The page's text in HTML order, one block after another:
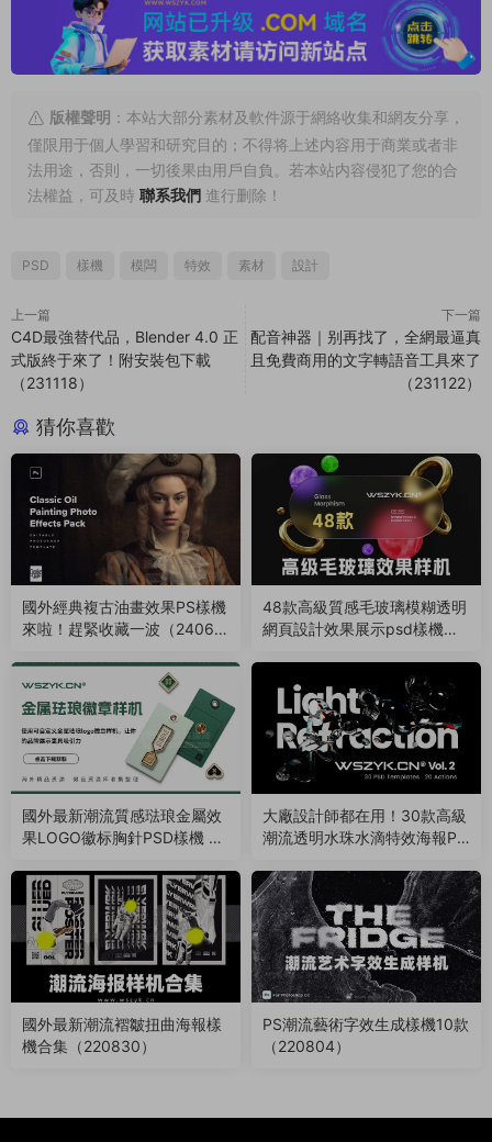
版權聲明 ：本站大部分素材及軟件源于網絡收集和網友分享，
僅限用于個人學習和研究目的；不得将上述内容用于商業或者非
法用途，否則，一切後果由用戶自負。若本站内容侵犯了您的合
法權益，可及時 聯系我們 進行删除！
PSD 樣機 模闆 特效 素材 設計
上一篇
C4D最強替代品，Blender 4.0 正
式版終于來了！附安裝包下載
（231118）
下一篇
配音神器｜别再找了，全網最逼真
且免費商用的文字轉語音工具來了
（231122）
猜你喜歡
國外經典複古油畫效果PS樣機
來啦！趕緊收藏一波（24060
48款高級質感毛玻璃模糊透明
網頁設計效果展示psd樣機模
國外最新潮流質感琺琅金屬效
果LOGO徽标胸針PSD樣機 Lo
204）
大廠設計師都在用！30款高級
潮流透明水珠水滴特效海報PS
國外最新潮流褶皺扭曲海報樣
機合集（220830）
PS潮流藝術字效生成樣機10款
（220804）